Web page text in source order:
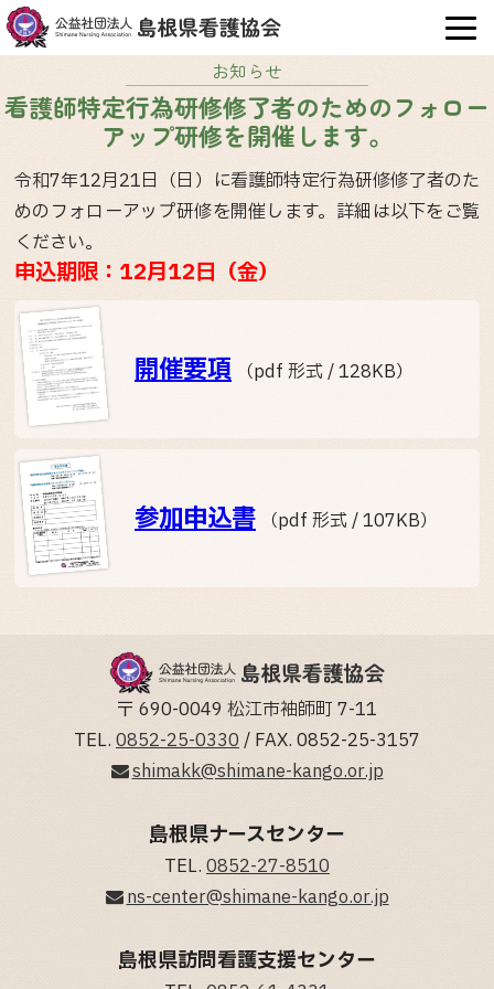
お知らせ
看護師特定行為研修修了者のためのフォロー
アップ研修を開催します。
令和7年12月21日（日）に看護師特定行為研修修了者のた
めのフォローアップ研修を開催します。詳細は以下をご覧
ください。
申込期限：12月12日（金）
開催要項 （pdf 形式 / 128KB）
参加申込書 （pdf 形式 / 107KB）
〒 690-0049 松江市袖師町 7-11
TEL. 0852-25-0330 / FAX. 0852-25-3157
shimakk@shimane-kango.or.jp
島根県ナースセンター
TEL. 0852-27-8510
ns-center@shimane-kango.or.jp
島根県訪問看護支援センター